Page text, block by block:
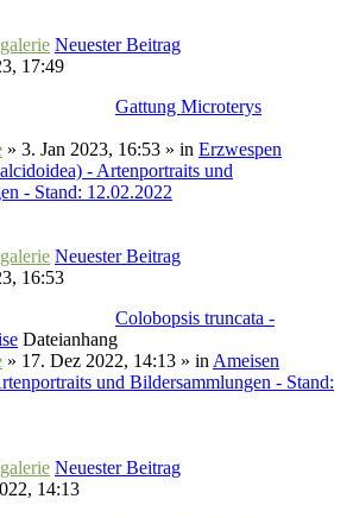
Neuester Beitrag
17:49
Gattung Microterys
» 3. Jan 2023, 16:53 » in Erzwespen
- Artenportraits und
- Stand: 12.02.2022
Neuester Beitrag
16:53
Colobopsis truncata -
Dateianhang
» 17. Dez 2022, 14:13 » in Ameisen
und Bildersammlungen - Stand:
Neuester Beitrag
14:13